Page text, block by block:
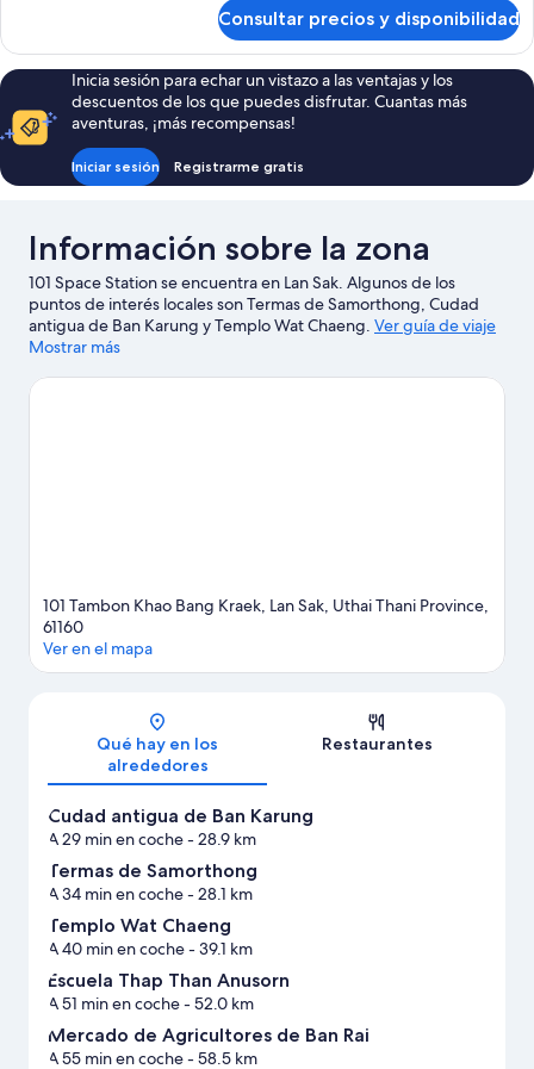
Bathtub
Room
With
Bathtub
Consultar precios y disponibilidad
Inicia sesión para echar un vistazo a las ventajas y los
descuentos de los que puedes disfrutar. Cuantas más
aventuras, ¡más recompensas!
Iniciar sesión Registrarme gratis
Información sobre la zona
101 Space Station se encuentra en Lan Sak. Algunos de los
puntos de interés locales son Termas de Samorthong, Cudad
antigua de Ban Karung y Templo Wat Chaeng. Ver guía de viaje
de Lan Sak
Mostrar más
101 Tambon Khao Bang Kraek, Lan Sak, Uthai Thani Province,
61160
Ver en el mapa
Qué hay en los
alrededores
Restaurantes
Cudad antigua de Ban Karung
A 29 min en coche- 28.9 km
Termas de Samorthong
A 34 min en coche- 28.1 km
Templo Wat Chaeng
A 40 min en coche- 39.1 km
Escuela Thap Than Anusorn
A 51 min en coche- 52.0 km
Mercado de Agricultores de Ban Rai
A 55 min en coche- 58.5 km